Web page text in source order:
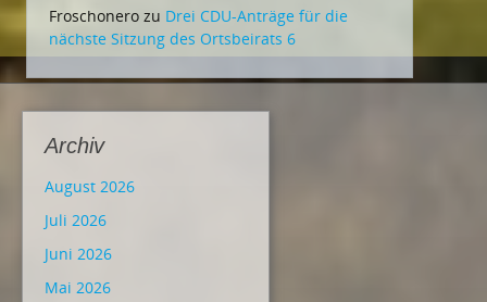
Froschonero zu Drei CDU-Anträge für die
nächste Sitzung des Ortsbeirats 6
Archiv
August 2026
Juli 2026
Juni 2026
Mai 2026